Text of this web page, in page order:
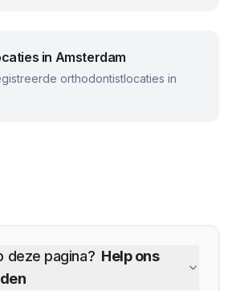
in Amsterdam
orthodontistlocaties in
deze pagina? Help ons